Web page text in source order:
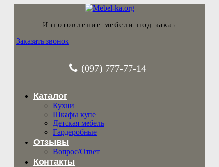
Изготовление мебели под заказ
Заказать звонок
(097) 777-77-14
Каталог
Кухни
Шкафы купе
Детская мебель
Гардеробные
Отзывы
Вопрос/Ответ
Контакты